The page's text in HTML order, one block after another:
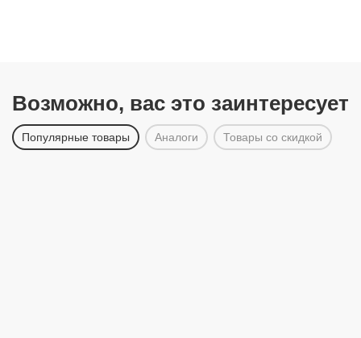
Возможно, вас это заинтересует
Популярные товары Аналоги Товары со скидкой